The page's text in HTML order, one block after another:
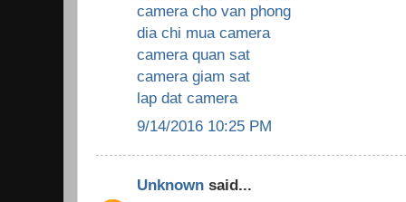
camera cho van phong
dia chi mua camera
camera quan sat
camera giam sat
lap dat camera
9/14/2016 10:25 PM
Unknown said...